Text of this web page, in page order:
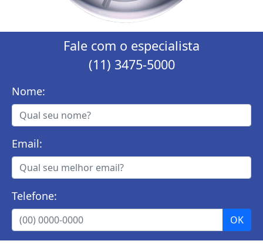
Fale com o especialista
(11) 3475-5000
Nome:
Email:
Telefone: